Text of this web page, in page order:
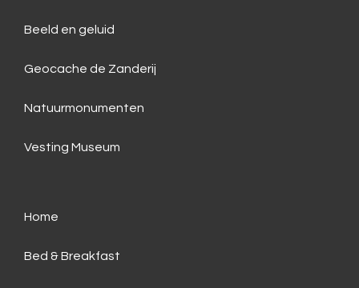
Beeld en geluid
Geocache de Zanderij
Natuurmonumenten
Vesting Museum
Home
Bed & Breakfast